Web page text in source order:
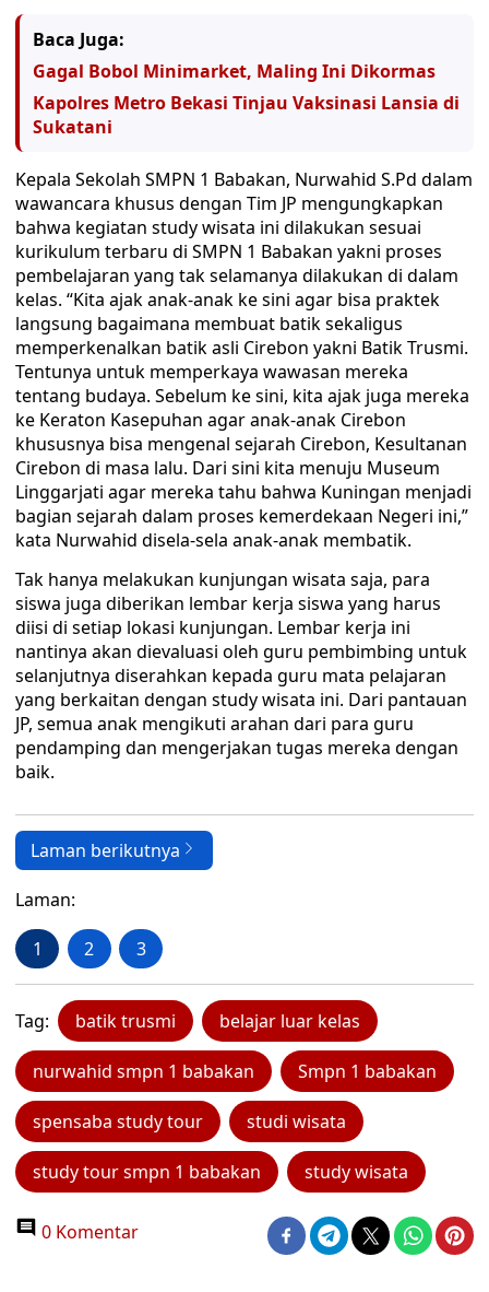
Baca Juga:
Gagal Bobol Minimarket, Maling Ini Dikormas
Kapolres Metro Bekasi Tinjau Vaksinasi Lansia di
Sukatani
Kepala Sekolah SMPN 1 Babakan, Nurwahid S.Pd dalam
wawancara khusus dengan Tim JP mengungkapkan
bahwa kegiatan study wisata ini dilakukan sesuai
kurikulum terbaru di SMPN 1 Babakan yakni proses
pembelajaran yang tak selamanya dilakukan di dalam
kelas. “Kita ajak anak-anak ke sini agar bisa praktek
langsung bagaimana membuat batik sekaligus
memperkenalkan batik asli Cirebon yakni Batik Trusmi.
Tentunya untuk memperkaya wawasan mereka
tentang budaya. Sebelum ke sini, kita ajak juga mereka
ke Keraton Kasepuhan agar anak-anak Cirebon
khususnya bisa mengenal sejarah Cirebon, Kesultanan
Cirebon di masa lalu. Dari sini kita menuju Museum
Linggarjati agar mereka tahu bahwa Kuningan menjadi
bagian sejarah dalam proses kemerdekaan Negeri ini,”
kata Nurwahid disela-sela anak-anak membatik.
Tak hanya melakukan kunjungan wisata saja, para
siswa juga diberikan lembar kerja siswa yang harus
diisi di setiap lokasi kunjungan. Lembar kerja ini
nantinya akan dievaluasi oleh guru pembimbing untuk
selanjutnya diserahkan kepada guru mata pelajaran
yang berkaitan dengan study wisata ini. Dari pantauan
JP, semua anak mengikuti arahan dari para guru
pendamping dan mengerjakan tugas mereka dengan
baik.
Laman berikutnya
Laman:
1 2 3
Tag: batik trusmi belajar luar kelas
nurwahid smpn 1 babakan Smpn 1 babakan
spensaba study tour studi wisata
study tour smpn 1 babakan study wisata
0 Komentar